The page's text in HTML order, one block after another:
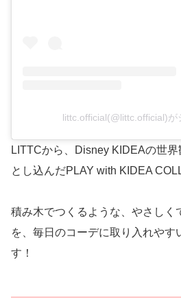
littc.official(@littc.official)が
LITTCから、Disney KIDEAの世
とし込んだPLAY with KIDEA
積み木でつくるような、やさしく
を、毎日のコーデに取り入れやす
す！